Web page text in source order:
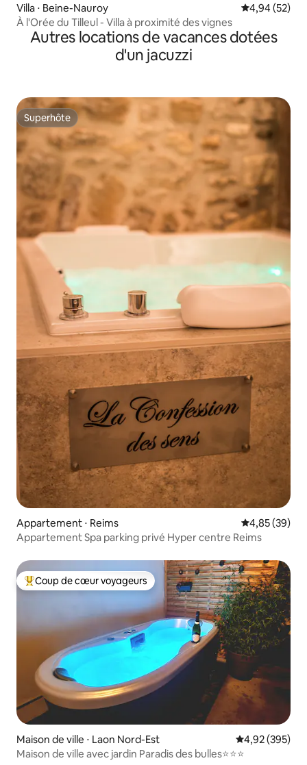
Villa ⋅ Beine-Nauroy Évaluation
4,94 (52)
À l'Orée du Tilleul - Villa à proximité des vignes
Autres locations de vacances dotées
d'un jacuzzi
Superhôte
Superhôte
Appartement ⋅ Reims Évaluation
4,85 (39)
Appartement Spa parking privé Hyper centre Reims
Coups de cœur voyageurs les plus appréciés
Coup de cœur voyageurs
Maison de ville ⋅ Laon Nord-Est Évaluation
4,92 (395)
Maison de ville avec jardin Paradis des bulles⭐️⭐⭐